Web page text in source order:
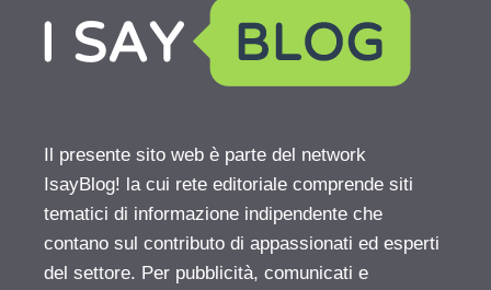
Il presente sito web è parte del network
IsayBlog! la cui rete editoriale comprende siti
tematici di informazione indipendente che
contano sul contributo di appassionati ed esperti
del settore. Per pubblicità, comunicati e